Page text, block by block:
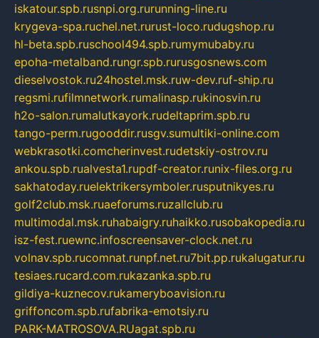
iskatour.spb.rusnpi.org.rurunning-line.ru
krygeva-spa.ruchel.net.rurust-loco.rudugshop.ru
hl-beta.spb.ruschool494.spb.rumymubaby.ru
epoha-metalband.rungr.spb.rurusgosnews.com
dieselvostok.ru24hostel.msk.ruw-dev.ruf-ship.ru
regsmi.rufilmnetwork.rumalinasp.rukinosvin.ru
h2o-salon.rumalutkayork.rudeltaprim.spb.ru
tango-perm.rugooddir.rusgv.sumultiki-online.com
webkrasotki.comcherinvest.rudetskiy-ostrov.ru
ankou.spb.rualvesta1.rupdf-creator.runix-files.org.ru
sakhatoday.ruelektrikersymboler.rusputnikyes.ru
golf2club.msk.ruaeforums.ruzallclub.ru
multimodal.msk.ruhabaigry.ruhaikko.rusobakopedia.ru
isz-fest.ruewnc.infoscreensaver-clock.net.ru
volnav.spb.rucomnat.runpf.net.ru7bit.pp.rukalugatur.ru
tesiaes.rucard.com.rukazanka.spb.ru
gildiya-kuznecov.rukameryboavision.ru
griffoncom.spb.rufabrika-emotsiy.ru
PARK-MATROSOVA.RUagat.spb.ru